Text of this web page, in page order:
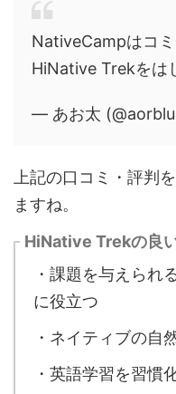
NativeCampはコミ
HiNative Trekをは
— あお太
上記の口コミ・評判
ますね。
HiNative Trekの良
・課題を与えられ
に役立つ
・ネイティブの自
・英語学習を習慣